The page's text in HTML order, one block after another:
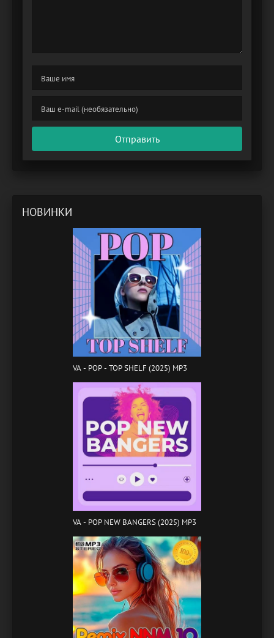
Отправить
НОВИНКИ
VA - POP - TOP SHELF (2025) MP3
VA - POP NEW BANGERS (2025) MP3